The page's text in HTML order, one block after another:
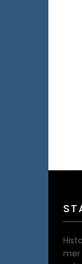
mer